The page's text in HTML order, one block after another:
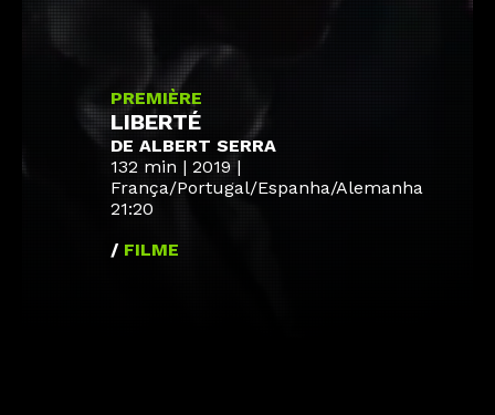
PREMIÈRE
LIBERTÉ
DE ALBERT SERRA
132 min | 2019 |
França/Portugal/Espanha/Alemanha
21:20
/ FILME